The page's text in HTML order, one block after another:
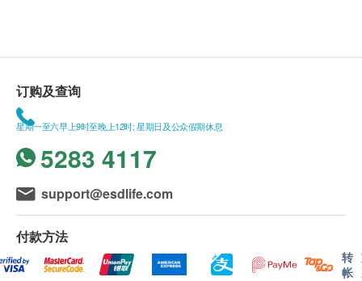
订购及查询
星期一至六早上9时至晚上12时; 星期日及公众假期休息
5283 4117
support@esdlife.com
付款方法
转
帐